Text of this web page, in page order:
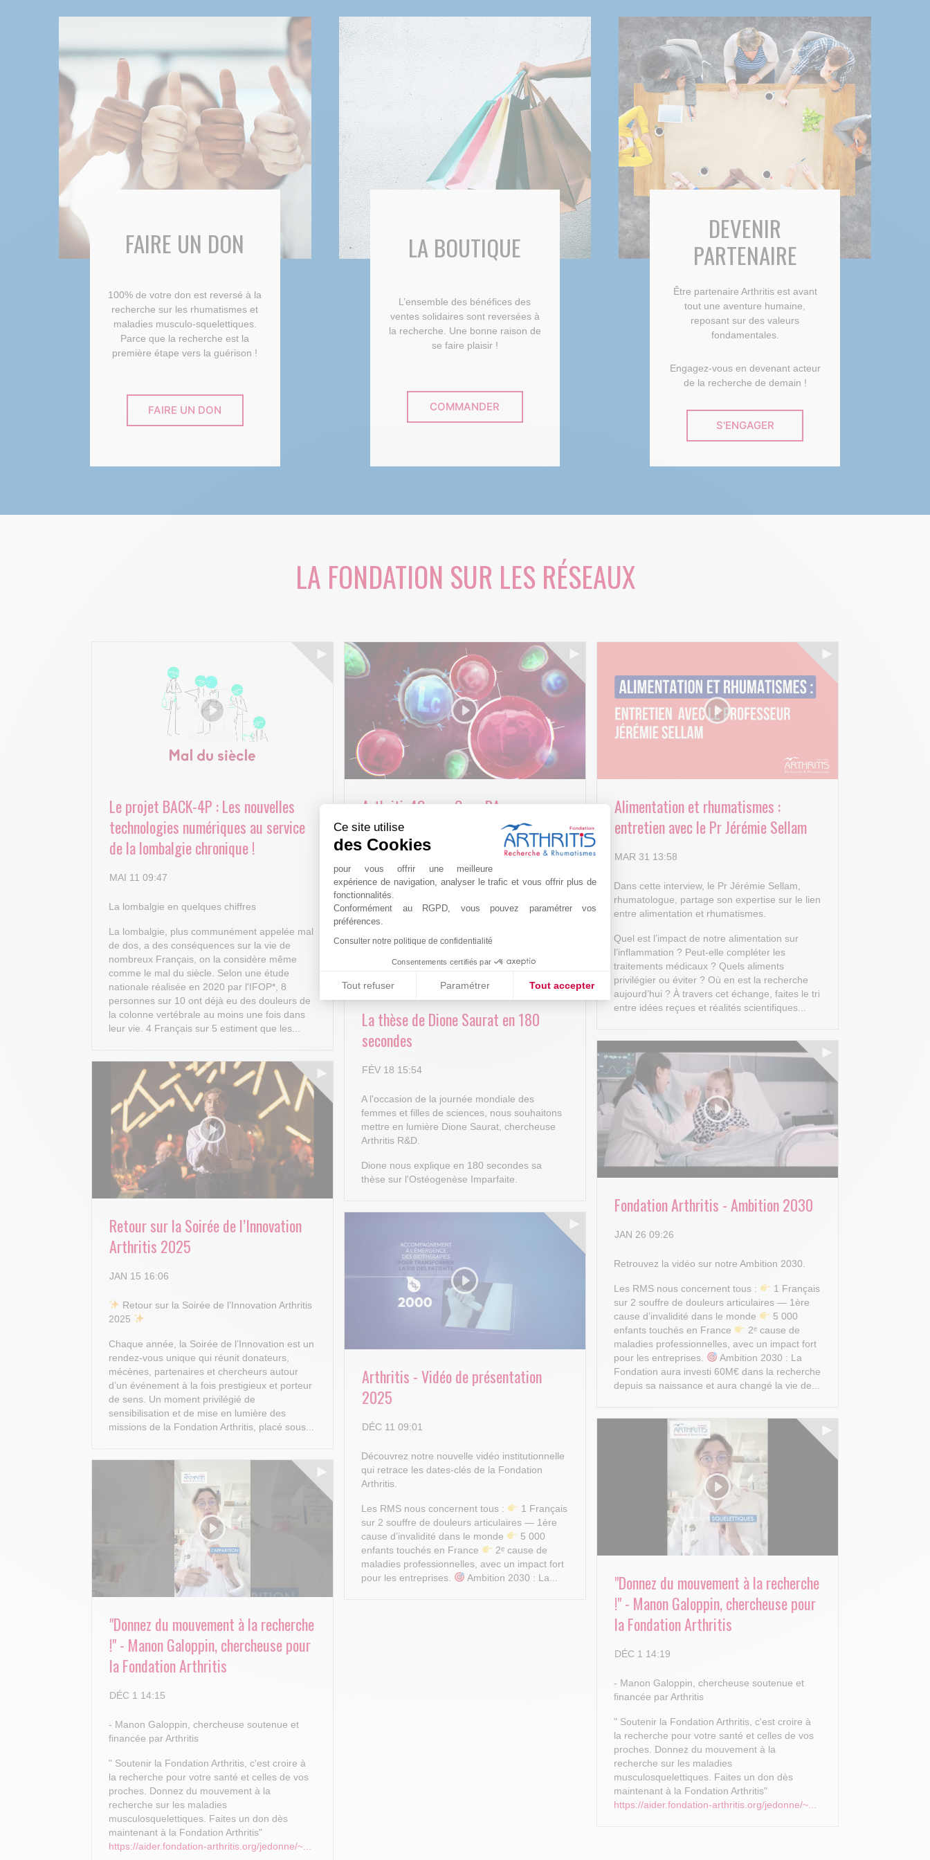
Ce site utilise
des Cookies
pour vous offrir une meilleure
expérience de navigation, analyser le trafic et vous offrir plus de
fonctionnalités.
Conformément au RGPD, vous pouvez paramétrer vos
préférences.
Consulter notre politique de confidentialité
Consentements certifiés par
Tout refuser Paramétrer Tout accepter
Plateforme de Gestion du Consentement : Personnalisez vos Options
Notre plateforme vous permet d'adapter et de gérer vos paramètres de confidentialité, en garantissant la conformité avec
FAIRE UN DON
100% de votre don est reversé à la
recherche sur les rhumatismes et
maladies musculo-squelettiques.
Parce que la recherche est la
première étape vers la guérison !
FAIRE UN DON
LA BOUTIQUE
L’ensemble des bénéfices des
ventes solidaires sont reversées à
la recherche. Une bonne raison de
se faire plaisir !
COMMANDER
DEVENIR
PARTENAIRE
Être partenaire Arthritis est avant
tout une aventure humaine,
reposant sur des valeurs
fondamentales.
Engagez-vous en devenant acteur
de la recherche de demain !
S'ENGAGER
LA FONDATION SUR LES RÉSEAUX
Le projet BACK-4P : Les nouvelles
technologies numériques au service
de la lombalgie chronique !
MAI 11 09:47
La lombalgie en quelques chiffres
La lombalgie, plus communément appelée mal
de dos, a des conséquences sur la vie de
nombreux Français, on la considère même
comme le mal du siècle. Selon une étude
nationale réalisée en 2020 par l'IFOP*, 8
personnes sur 10 ont déjà eu des douleurs de
la colonne vertébrale au moins une fois dans
leur vie. 4 Français sur 5 estiment que les...
Arthritis4Cure - Cure-RA
Alimentation et rhumatismes :
entretien avec le Pr Jérémie Sellam
MAR 31 13:58
Dans cette interview, le Pr Jérémie Sellam,
rhumatologue, partage son expertise sur le lien
entre alimentation et rhumatismes.
Quel est l’impact de notre alimentation sur
l’inflammation ? Peut-elle compléter les
traitements médicaux ? Quels aliments
privilégier ou éviter ? Où en est la recherche
aujourd’hui ? À travers cet échange, faites le tri
entre idées reçues et réalités scientifiques...
La thèse de Dione Saurat en 180
secondes
FÉV 18 15:54
A l'occasion de la journée mondiale des
femmes et filles de sciences, nous souhaitons
mettre en lumière Dione Saurat, chercheuse
Arthritis R&D.
Dione nous explique en 180 secondes sa
thèse sur l'Ostéogenèse Imparfaite.
Fondation Arthritis - Ambition 2030
JAN 26 09:26
Retrouvez la vidéo sur notre Ambition 2030.
Les RMS nous concernent tous :
1 Français
sur 2 souffre de douleurs articulaires — 1ère
cause d’invalidité dans le monde
5 000
enfants touchés en France
2ᵉ cause de
maladies professionnelles, avec un impact fort
pour les entreprises.
Ambition 2030 : La
Fondation aura investi 60M€ dans la recherche
depuis sa naissance et aura changé la vie de...
Retour sur la Soirée de l’Innovation
Arthritis 2025
JAN 15 16:06
​ Retour sur la Soirée de l’Innovation Arthritis
2025
Chaque année, la Soirée de l’Innovation est un
rendez-vous unique qui réunit donateurs,
mécènes, partenaires et chercheurs autour
d’un événement à la fois prestigieux et porteur
de sens. Un moment privilégié de
sensibilisation et de mise en lumière des
missions de la Fondation Arthritis, placé sous...
Arthritis - Vidéo de présentation
2025
DÉC 11 09:01
Découvrez notre nouvelle vidéo institutionnelle
qui retrace les dates-clés de la Fondation
Arthritis.
Les RMS nous concernent tous :
1 Français
sur 2 souffre de douleurs articulaires — 1ère
cause d’invalidité dans le monde
5 000
enfants touchés en France
2ᵉ cause de
maladies professionnelles, avec un impact fort
pour les entreprises.
Ambition 2030 : La...
"Donnez du mouvement à la recherche
!" - Manon Galoppin, chercheuse pour
la Fondation Arthritis
DÉC 1 14:19
- Manon Galoppin, chercheuse soutenue et
financée par Arthritis
" Soutenir la Fondation Arthritis, c'est croire à
la recherche pour votre santé et celles de vos
proches. Donnez du mouvement à la
recherche sur les maladies
musculosquelettiques. Faites un don dès
maintenant à la Fondation Arthritis"
https://aider.fondation-arthritis.org/jedonne/~...
"Donnez du mouvement à la recherche
!" - Manon Galoppin, chercheuse pour
la Fondation Arthritis
DÉC 1 14:15
- Manon Galoppin, chercheuse soutenue et
financée par Arthritis
" Soutenir la Fondation Arthritis, c'est croire à
la recherche pour votre santé et celles de vos
proches. Donnez du mouvement à la
recherche sur les maladies
musculosquelettiques. Faites un don dès
maintenant à la Fondation Arthritis"
https://aider.fondation-arthritis.org/jedonne/~...